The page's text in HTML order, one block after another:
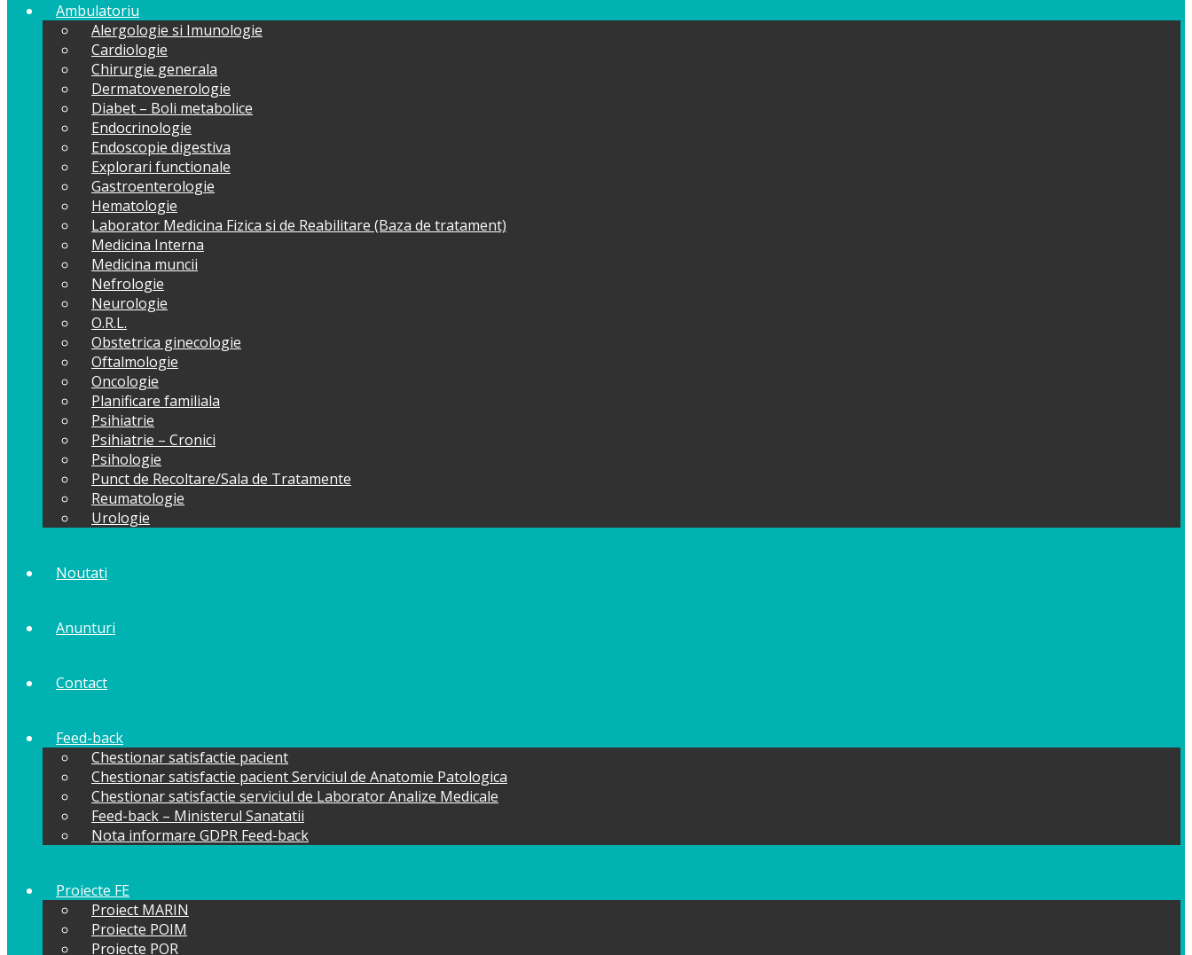
Ambulatoriu
Alergologie si Imunologie
Cardiologie
Chirurgie generala
Dermatovenerologie
Diabet – Boli metabolice
Endocrinologie
Endoscopie digestiva
Explorari functionale
Gastroenterologie
Hematologie
Laborator Medicina Fizica si de Reabilitare (Baza de tratament)
Medicina Interna
Medicina muncii
Nefrologie
Neurologie
O.R.L.
Obstetrica ginecologie
Oftalmologie
Oncologie
Planificare familiala
Psihiatrie
Psihiatrie – Cronici
Psihologie
Punct de Recoltare/Sala de Tratamente
Reumatologie
Urologie
Noutati
Anunturi
Contact
Feed-back
Chestionar satisfactie pacient
Chestionar satisfactie pacient Serviciul de Anatomie Patologica
Chestionar satisfactie serviciul de Laborator Analize Medicale
Feed-back – Ministerul Sanatatii
Nota informare GDPR Feed-back
Proiecte FE
Proiect MARIN
Proiecte POIM
Proiecte POR